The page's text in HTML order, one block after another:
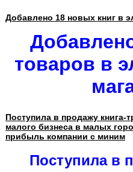
Добавлено 18 новых книг в
товаров в
Поступила в продажу книга-
малого бизнеса в малых
прибыль компании с миним
Поступила в